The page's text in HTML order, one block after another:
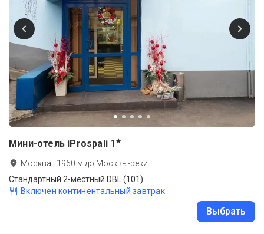
Мини-отель iProspali 1★
Москва · 1960 м до Москвы-реки
Стандартный 2-местный DBL (101)
Включен континентальный завтрак
Выбрать